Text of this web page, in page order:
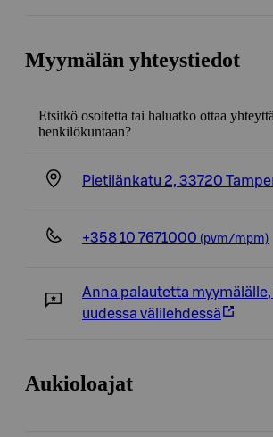
Myymälän yhteystiedot
Etsitkö osoitetta tai haluatko ottaa
henkilökuntaan?
Pietilänkatu 2, 33720
+358 10 7671000 (pvm/mpm)
Anna palautetta myymälälle,
uudessa välilehdessä
Aukioloajat